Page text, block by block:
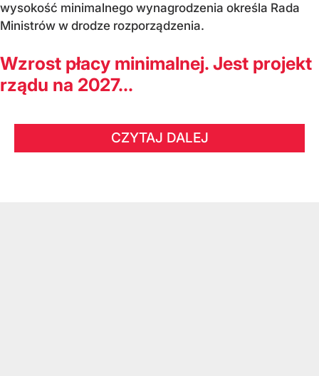
wysokość minimalnego wynagrodzenia określa Rada
Ministrów w drodze rozporządzenia.
Wzrost płacy minimalnej. Jest projekt
rządu na 2027...
CZYTAJ DALEJ